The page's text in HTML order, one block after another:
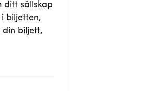
ditt sällskap
biljetten,
din biljett,